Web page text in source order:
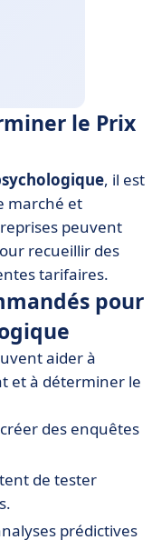
le Prix
, il est
marché et
peuvent
recueillir des
tarifaires.
pour
aider à
et à déterminer le
des enquêtes
de tester
prédictives